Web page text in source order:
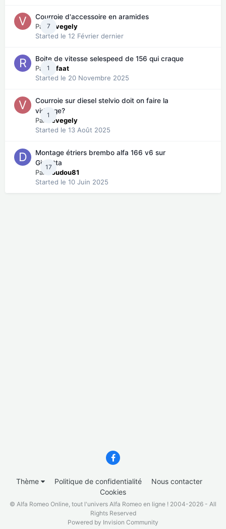
7
Courroie d'accessoire en aramides
Parvevegely
Started le 12 Février dernier
1
Boite de vitesse selespeed de 156 qui craque
ParRefaat
Started le 20 Novembre 2025
1
Courroie sur diesel stelvio doit on faire la
vidange?
Par
vevegely
Started le 13 Août 2025
17
Montage étriers brembo alfa 166 v6 sur
Giulietta
Par
doudou81
Started le 10 Juin 2025
Thème Politique de confidentialité
Nous contacter
Cookies
© Alfa Romeo Online, tout l'univers Alfa Romeo en ligne ! 2004-2026 - All
Rights Reserved
Powered by Invision Community